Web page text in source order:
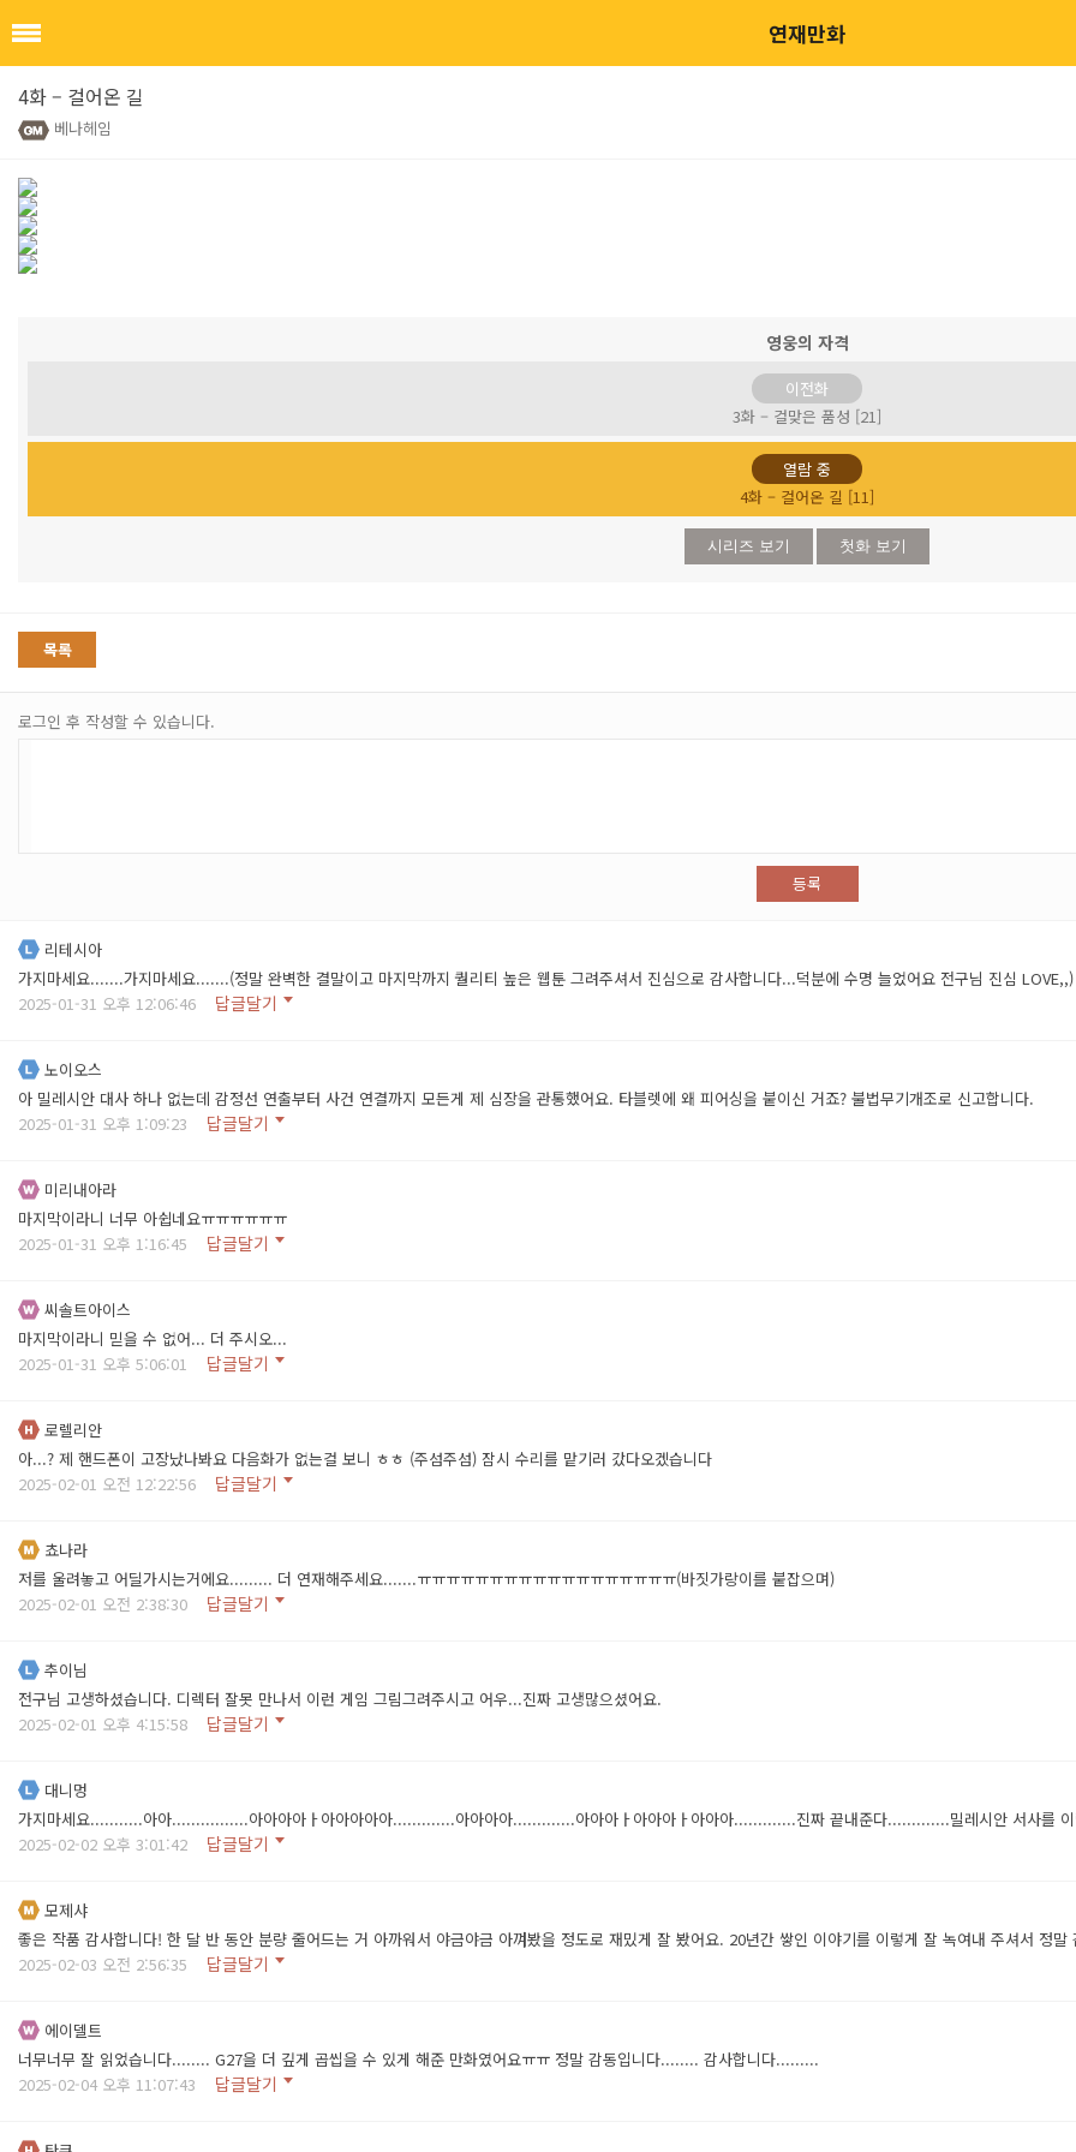
연재만화
4화 – 걸어온 길
베나헤임
영웅의 자격
이전화
3화 – 걸맞은 품성 [21]
열람 중
4화 – 걸어온 길 [11]
시리즈 보기 첫화 보기
목록
로그인 후 작성할 수 있습니다.
등록
리테시아
가지마세요.......가지마세요.......(정말 완벽한 결말이고 마지막까지 퀄리티 높은 웹툰 그려주셔서 진심으로 감사합니다...덕분에 수명 늘었어요 전구님 진심 LOVE,,)
2025-01-31 오후 12:06:46
답글달기
노이오스
아 밀레시안 대사 하나 없는데 감정선 연출부터 사건 연결까지 모든게 제 심장을 관통했어요. 타블렛에 왜 피어싱을 붙이신 거죠? 불법무기개조로 신고합니다.
2025-01-31 오후 1:09:23
답글달기
미리내아라
마지막이라니 너무 아쉽네요ㅠㅠㅠㅠㅠㅠ
2025-01-31 오후 1:16:45
답글달기
씨솔트아이스
마지막이라니 믿을 수 없어... 더 주시오...
2025-01-31 오후 5:06:01
답글달기
로렐리안
아...? 제 핸드폰이 고장났나봐요 다음화가 없는걸 보니 ㅎㅎ (주섬주섬) 잠시 수리를 맡기러 갔다오겠습니다
2025-02-01 오전 12:22:56
답글달기
쵸나라
저를 울려놓고 어딜가시는거에요......... 더 연재해주세요.......ㅠㅠㅠㅠㅠㅠㅠㅠㅠㅠㅠㅠㅠㅠㅠㅠㅠㅠ(바짓가랑이를 붙잡으며)
2025-02-01 오전 2:38:30
답글달기
추이님
전구님 고생하셨습니다. 디렉터 잘못 만나서 이런 게임 그림그려주시고 어우...진짜 고생많으셨어요.
2025-02-01 오후 4:15:58
답글달기
대니멍
가지마세요...........아아................아아아아ㅏ아아아아아.............아아아아.............아아아ㅏ아아아ㅏ아아아.............진짜 끝내준다.............밀레시안 서사를 이
2025-02-02 오후 3:01:42
답글달기
모제샤
좋은 작품 감사합니다! 한 달 반 동안 분량 줄어드는 거 아까워서 야금야금 아껴봤을 정도로 재밌게 잘 봤어요. 20년간 쌓인 이야기를 이렇게 잘 녹여내 주셔서 정말
2025-02-03 오전 2:56:35
답글달기
에이델트
너무너무 잘 읽었습니다........ G27을 더 깊게 곱씹을 수 있게 해준 만화였어요ㅠㅠ 정말 감동입니다........ 감사합니다.........
2025-02-04 오후 11:07:43
답글달기